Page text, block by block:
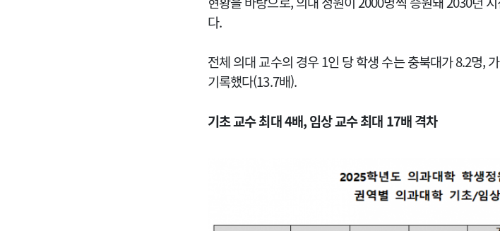
다.
전체 의대 교수의 경우 1인 당 학생 수는 충북대가 8.2명,
기록했다(13.7배).
기초 교수 최대 4배, 임상 교수 최대 17배 격차